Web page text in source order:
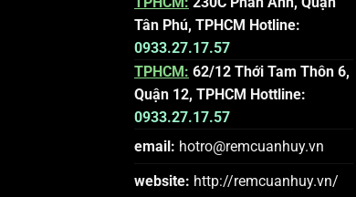
Tân Phú, TPHCM Hotline:
0933.27.17.57
TPHCM: 62/12 Thới Tam Thôn 6,
Quận 12, TPHCM Hottline:
0933.27.17.57
email: hotro@remcuanhuy.vn
website: http://remcuanhuy.vn/